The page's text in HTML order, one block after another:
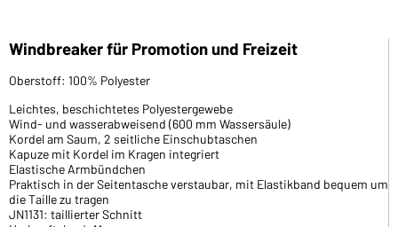
Windbreaker für Promotion und Freizeit
Oberstoff: 100% Polyester
Leichtes, beschichtetes Polyestergewebe
Wind- und wasserabweisend (600 mm Wassersäule)
Kordel am Saum, 2 seitliche Einschubtaschen
Kapuze mit Kordel im Kragen integriert
Elastische Armbündchen
Praktisch in der Seitentasche verstaubar, mit Elastikband bequem um
die Taille zu tragen
JN1131: taillierter Schnitt